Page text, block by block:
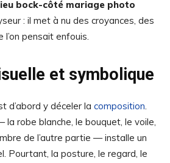
bock-côté mariage photo
: il met à nu des croyances, des
pensait enfouis.
et symbolique
d’abord y déceler la composition.
robe blanche, le bouquet, le voile,
de l’autre partie — installe un
Pourtant, la posture, le regard, le